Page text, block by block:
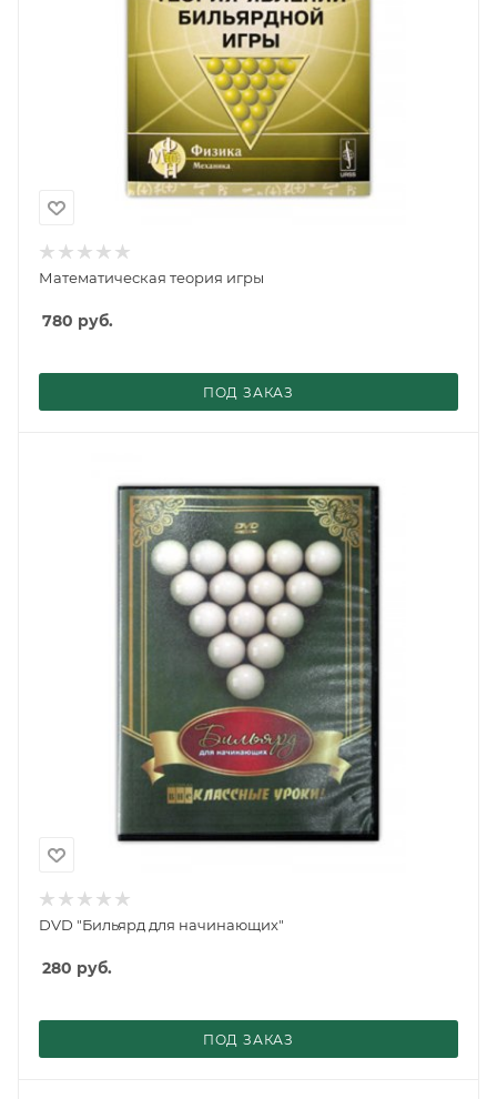
Математическая теория игры
780 руб.
ПОД ЗАКАЗ
DVD "Бильярд для начинающих"
280 руб.
ПОД ЗАКАЗ